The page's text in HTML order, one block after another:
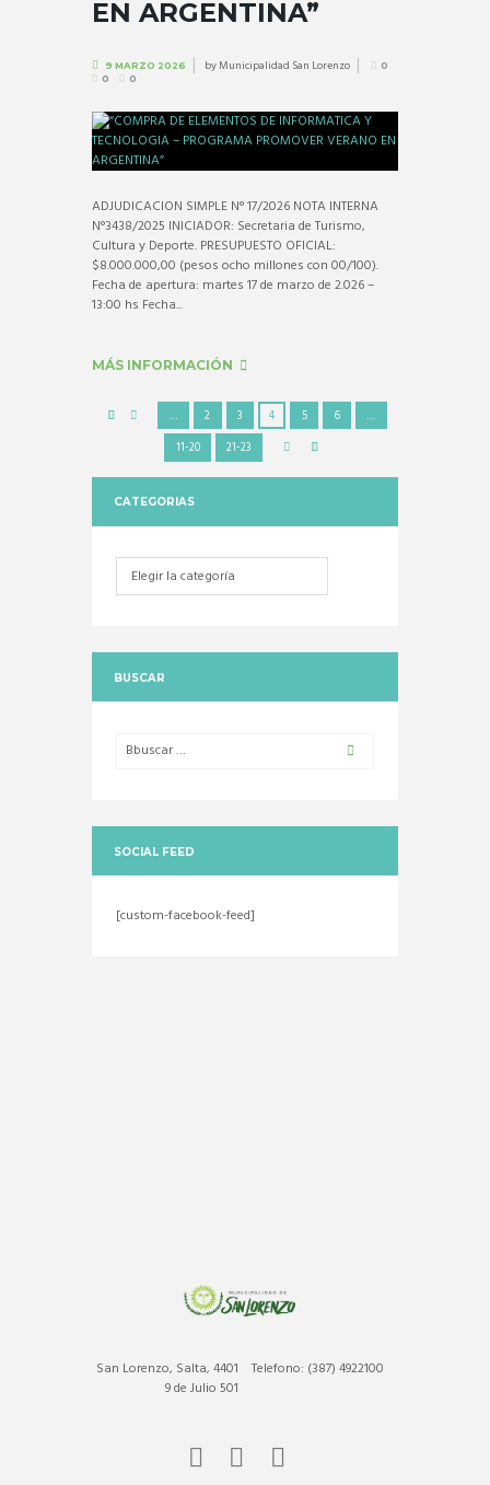
EN ARGENTINA”
9 MARZO 2026 byMunicipalidad San Lorenzo
0
0
0
ADJUDICACION SIMPLE N° 17/2026 NOTA INTERNA
N°3438/2025 INICIADOR: Secretaria de Turismo,
Cultura y Deporte. PRESUPUESTO OFICIAL:
$8.000.000,00 (pesos ocho millones con 00/100).
Fecha de apertura: martes 17 de marzo de 2.026 –
13:00 hs Fecha...
MÁS INFORMACIÓN
… 2 3 4 5 6
…
11-20
21-23
CATEGORIAS
Categorias
BUSCAR
SOCIAL FEED
[custom-facebook-feed]
Telefono: (387) 4922100
San Lorenzo, Salta, 4401
9 de Julio 501